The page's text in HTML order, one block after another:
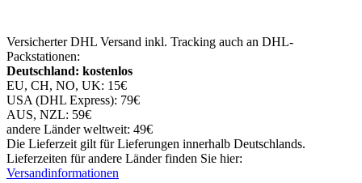
Versicherter DHL Versand inkl. Tracking auch an DHL-
Packstationen:
Deutschland: kostenlos
EU, CH, NO, UK: 15€
USA (DHL Express): 79€
AUS, NZL: 59€
andere Länder weltweit: 49€
Die Lieferzeit gilt für Lieferungen innerhalb Deutschlands.
Lieferzeiten für andere Länder finden Sie hier:
Versandinformationen